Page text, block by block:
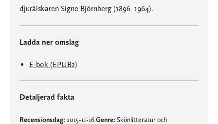
djurälskaren Signe Björnberg (1896–1964).
Ladda ner omslag
E-bok (EPUB2)
Detaljerad fakta
Recensionsdag: 2015-11-16Genre: Skönlitteratur och